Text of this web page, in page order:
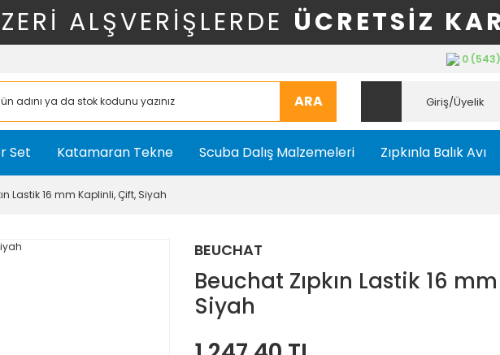
ALŞVERİŞLERDE ÜCRETSİZ
0
ARA Giriş/Üyelik
Set Katamaran Tekne Scuba Dalış Malzemeleri Zıpkınla Balık Avı
Lastik 16 mm Kaplinli, Çift, Siyah
BEUCHAT
Beuchat Zıpkın Lastik 16
Siyah